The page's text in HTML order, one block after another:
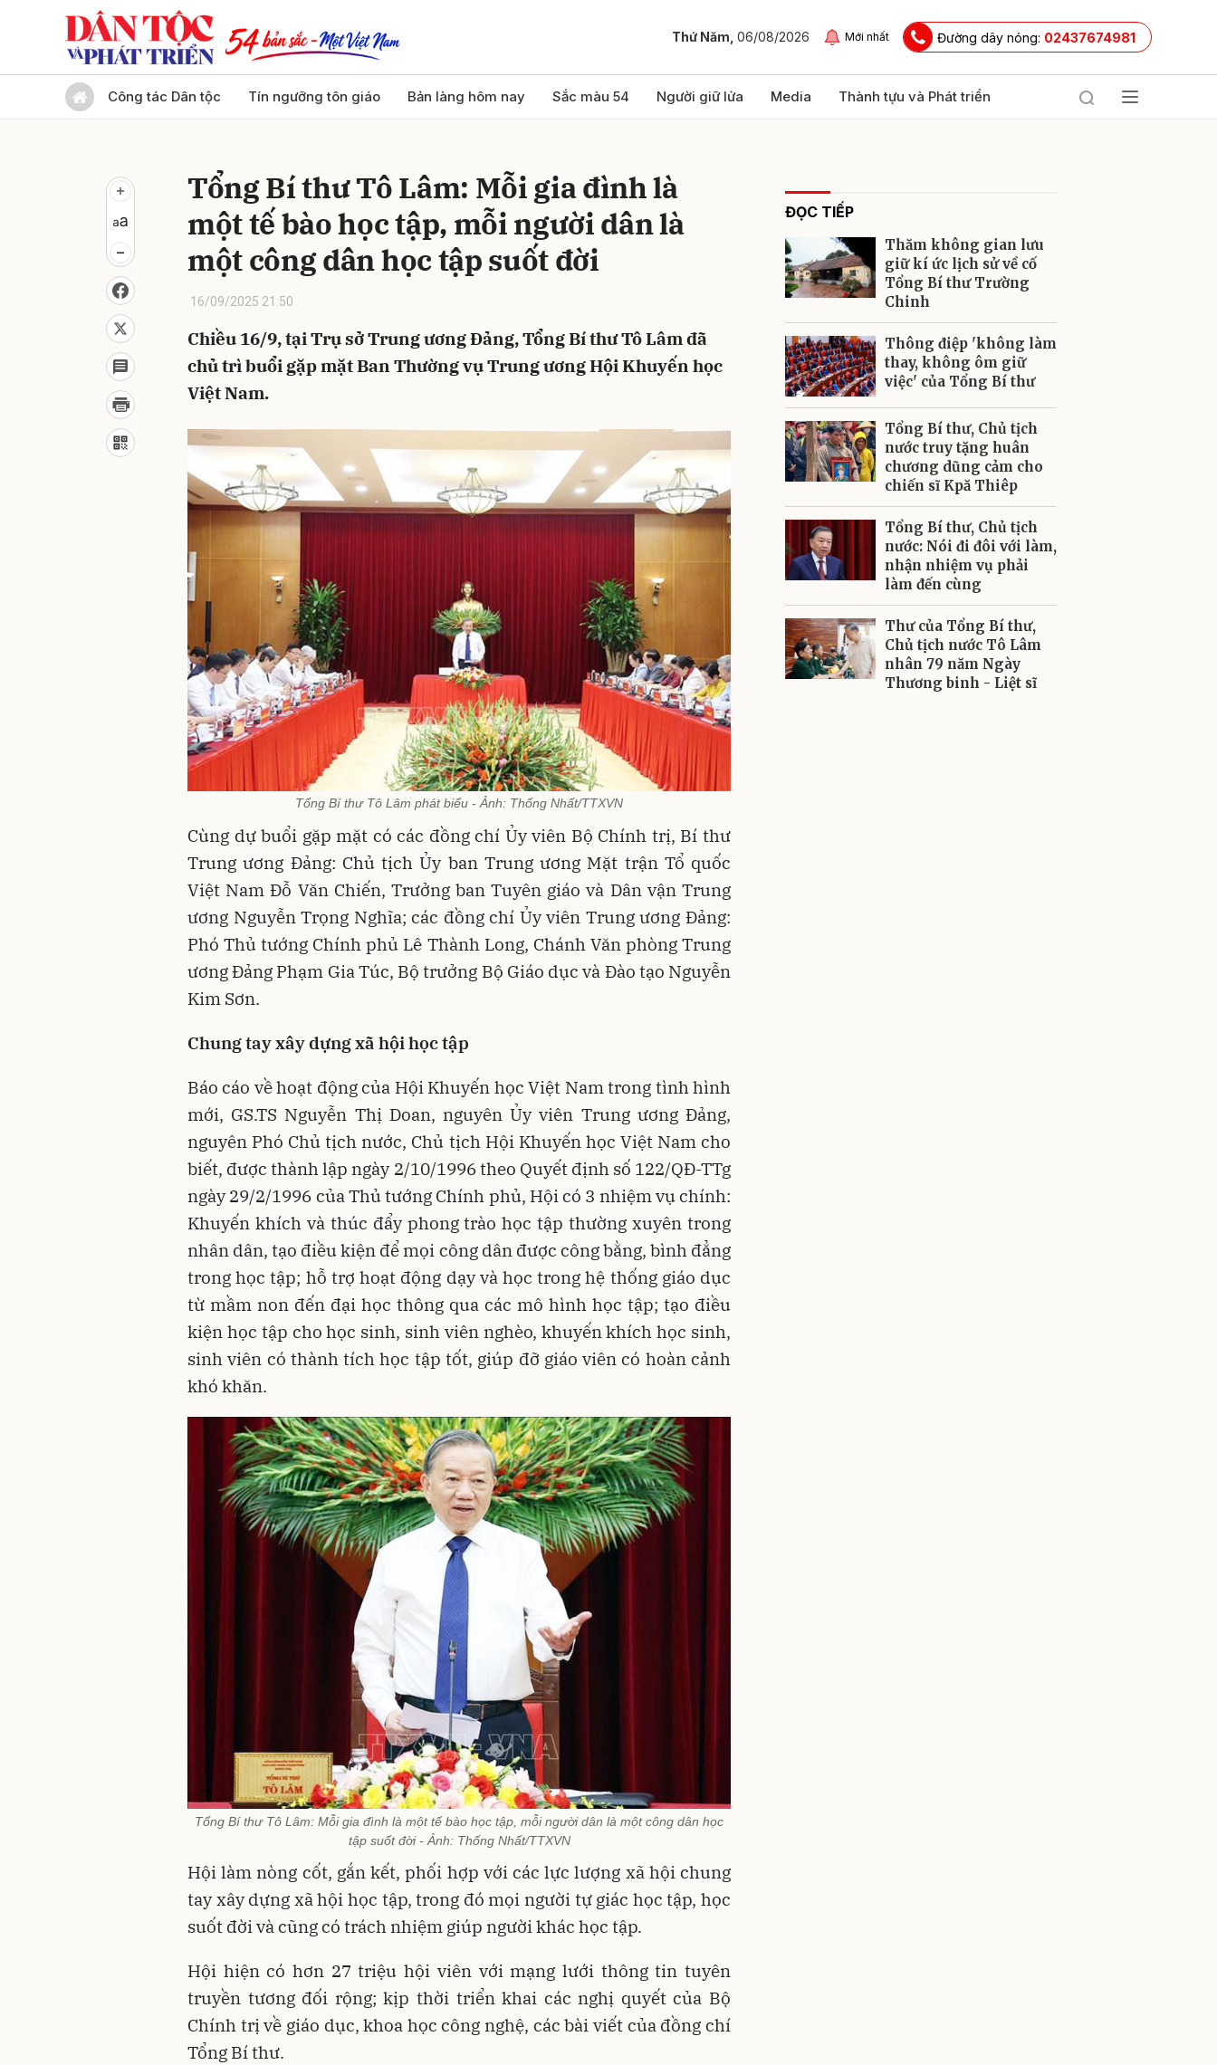
Thứ Năm, 06/08/2026 Mới nhất Đường dây nóng: 02437674981
Công tác Dân tộc Tín ngưỡng tôn giáo Bản làng hôm nay Sắc màu 54 Người giữ lửa Media Thành tựu và Phát triển
Tổng Bí thư Tô Lâm: Mỗi gia đình là
một tế bào học tập, mỗi người dân là
một công dân học tập suốt đời
16/09/2025 21:50
Chiều 16/9, tại Trụ sở Trung ương Đảng, Tổng Bí thư Tô Lâm đã
chủ trì buổi gặp mặt Ban Thường vụ Trung ương Hội Khuyến học
Việt Nam.
Tổng Bí thư Tô Lâm phát biểu - Ảnh: Thống Nhất/TTXVN
Cùng dự buổi gặp mặt có các đồng chí Ủy viên Bộ Chính trị, Bí thư
Trung ương Đảng: Chủ tịch Ủy ban Trung ương Mặt trận Tổ quốc
Việt Nam Đỗ Văn Chiến, Trưởng ban Tuyên giáo và Dân vận Trung
ương Nguyễn Trọng Nghĩa; các đồng chí Ủy viên Trung ương Đảng:
Phó Thủ tướng Chính phủ Lê Thành Long, Chánh Văn phòng Trung
ương Đảng Phạm Gia Túc, Bộ trưởng Bộ Giáo dục và Đào tạo Nguyễn
Kim Sơn.
Chung tay xây dựng xã hội học tập
Báo cáo về hoạt động của Hội Khuyến học Việt Nam trong tình hình
mới, GS.TS Nguyễn Thị Doan, nguyên Ủy viên Trung ương Đảng,
nguyên Phó Chủ tịch nước, Chủ tịch Hội Khuyến học Việt Nam cho
biết, được thành lập ngày 2/10/1996 theo Quyết định số 122/QĐ-TTg
ngày 29/2/1996 của Thủ tướng Chính phủ, Hội có 3 nhiệm vụ chính:
Khuyến khích và thúc đẩy phong trào học tập thường xuyên trong
nhân dân, tạo điều kiện để mọi công dân được công bằng, bình đẳng
trong học tập; hỗ trợ hoạt động dạy và học trong hệ thống giáo dục
từ mầm non đến đại học thông qua các mô hình học tập; tạo điều
kiện học tập cho học sinh, sinh viên nghèo, khuyến khích học sinh,
sinh viên có thành tích học tập tốt, giúp đỡ giáo viên có hoàn cảnh
khó khăn.
Tổng Bí thư Tô Lâm: Mỗi gia đình là một tế bào học tập, mỗi người dân là một công dân học
tập suốt đời - Ảnh: Thống Nhất/TTXVN
Hội làm nòng cốt, gắn kết, phối hợp với các lực lượng xã hội chung
tay xây dựng xã hội học tập, trong đó mọi người tự giác học tập, học
suốt đời và cũng có trách nhiệm giúp người khác học tập.
Hội hiện có hơn 27 triệu hội viên với mạng lưới thông tin tuyên
truyền tương đối rộng; kịp thời triển khai các nghị quyết của Bộ
Chính trị về giáo dục, khoa học công nghệ, các bài viết của đồng chí
Tổng Bí thư.
ĐỌC TIẾP
Thăm không gian lưu
giữ kí ức lịch sử về cố
Tổng Bí thư Trường
Chinh
Thông điệp 'không làm
thay, không ôm giữ
việc' của Tổng Bí thư
Tổng Bí thư, Chủ tịch
nước truy tặng huân
chương dũng cảm cho
chiến sĩ Kpă Thiêp
Tổng Bí thư, Chủ tịch
nước: Nói đi đôi với làm,
nhận nhiệm vụ phải
làm đến cùng
Thư của Tổng Bí thư,
Chủ tịch nước Tô Lâm
nhân 79 năm Ngày
Thương binh - Liệt sĩ
Gửi bình luận
Gửi